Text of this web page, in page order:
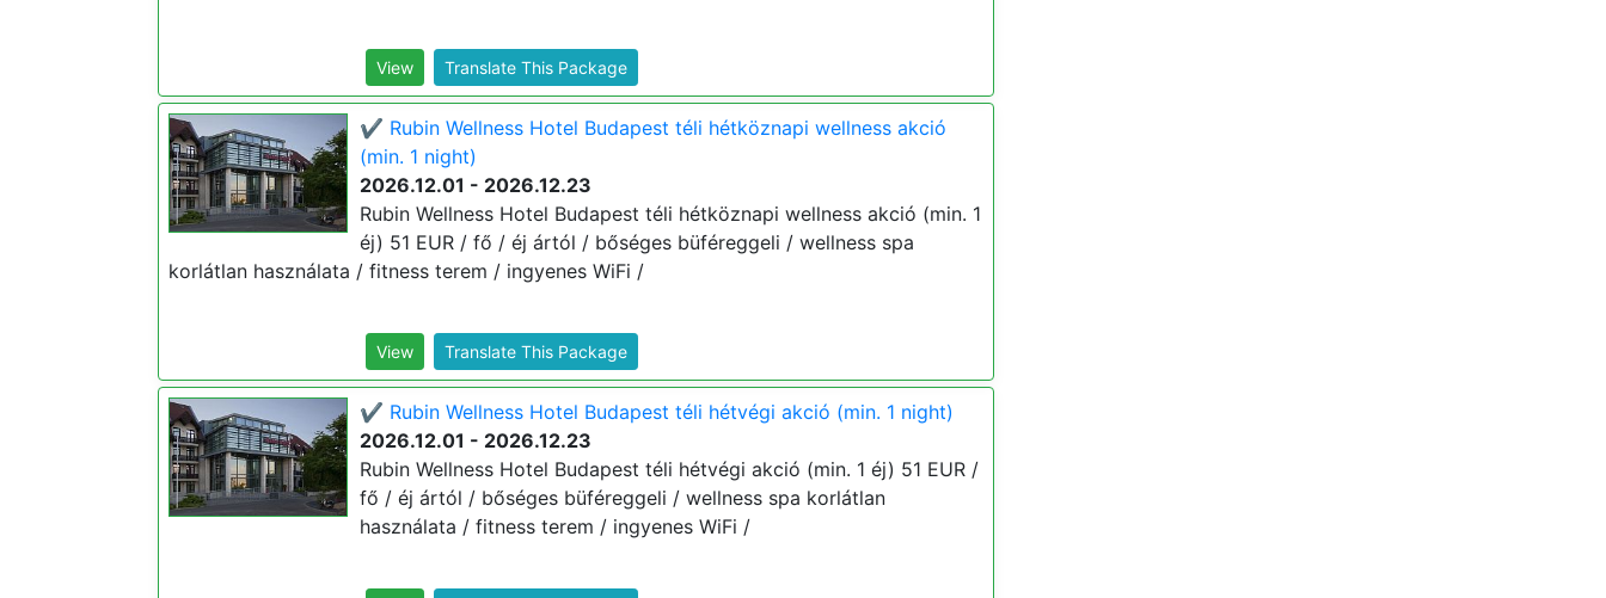
View Translate This Package
✔️ Rubin Wellness Hotel Budapest téli hétköznapi wellness akció
(min. 1 night)
2026.12.01 - 2026.12.23
Rubin Wellness Hotel Budapest téli hétköznapi wellness akció (min. 1
éj) 51 EUR / fő / éj ártól / bőséges büféreggeli / wellness spa
korlátlan használata / fitness terem / ingyenes WiFi /
View Translate This Package
✔️ Rubin Wellness Hotel Budapest téli hétvégi akció (min. 1 night)
2026.12.01 - 2026.12.23
Rubin Wellness Hotel Budapest téli hétvégi akció (min. 1 éj) 51 EUR /
fő / éj ártól / bőséges büféreggeli / wellness spa korlátlan
használata / fitness terem / ingyenes WiFi /